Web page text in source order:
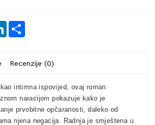
LinkedIn
Recenzije (0)
intimna ispovijed, ovaj roman
naracijom pokazuje kako je
prvobitne opčaranosti, daleko od
njena negacija. Radnja je smještena u